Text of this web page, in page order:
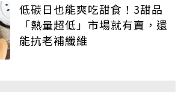
低碳日也能爽吃甜食！3甜品
「熱量超低」市場就有賣，還
能抗老補纖維